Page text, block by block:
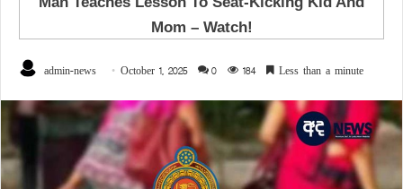
admin-news October 1, 2025 0 184 Less than a minute